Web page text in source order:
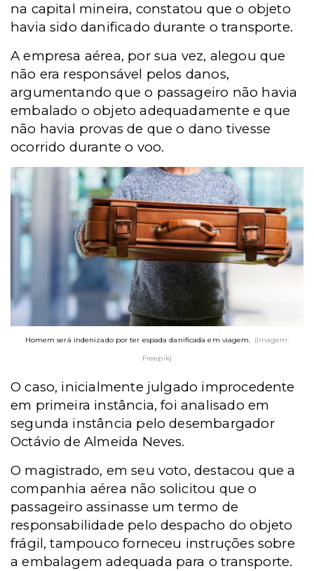
na capital mineira, constatou que o objeto
havia sido danificado durante o transporte.
A empresa aérea, por sua vez, alegou que
não era responsável pelos danos,
argumentando que o passageiro não havia
embalado o objeto adequadamente e que
não havia provas de que o dano tivesse
ocorrido durante o voo.
Homem será indenizado por ter espada danificada em viagem. (Imagem:
Freepik)
O caso, inicialmente julgado improcedente
em primeira instância, foi analisado em
segunda instância pelo desembargador
Octávio de Almeida Neves.
O magistrado, em seu voto, destacou que a
companhia aérea não solicitou que o
passageiro assinasse um termo de
responsabilidade pelo despacho do objeto
frágil, tampouco forneceu instruções sobre
a embalagem adequada para o transporte.